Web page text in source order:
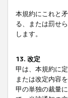
本規約にこれと
る、または罰せ
します。
13. 改定
甲は、本規約に
または改定内容
甲の単独の裁量